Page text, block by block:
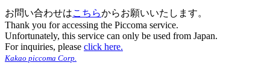
お問い合わせはこちらからお願いいたします。
Thank you for accessing the Piccoma service.
Unfortunately, this service can only be used from Japan.
For inquiries, please click here.
Kakao piccoma Corp.